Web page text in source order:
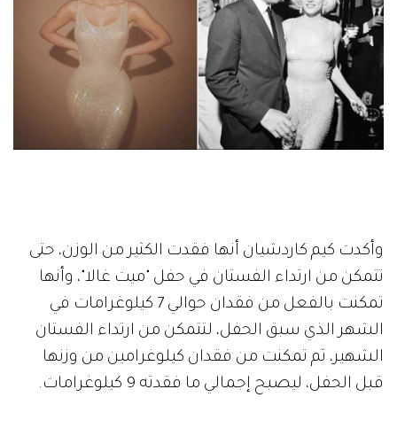
وأكدت كيم كاردشيان أنها فقدت الكثير من الوزن، حتى
تتمكن من ارتداء الفستان في حفل "ميت غالا"، وأنها
تمكنت بالفعل من فقدان حوالي 7 كيلوغرامات في
الشهر الذي سبق الحفل، لتتمكن من ارتداء الفستان
الشهير، ثم تمكنت من فقدان كيلوغرامين من وزنها
قبل الحفل، ليصبح إجمالي ما فقدته 9 كيلوغرامات.